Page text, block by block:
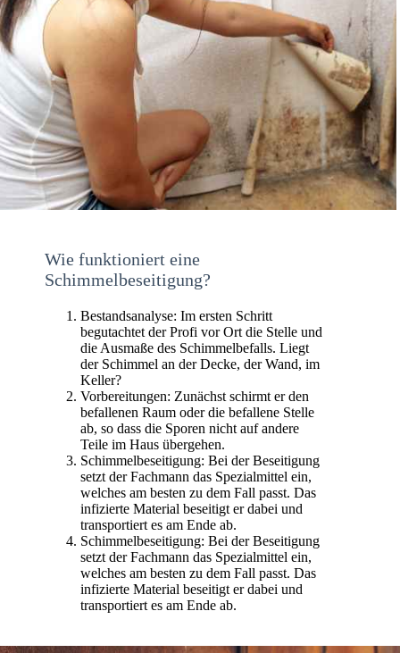
Wie funktioniert eine
Schimmelbeseitigung?
Bestandsanalyse: Im ersten Schritt
begutachtet der Profi vor Ort die Stelle und
die Ausmaße des Schimmelbefalls. Liegt
der Schimmel an der Decke, der Wand, im
Keller?
Vorbereitungen: Zunächst schirmt er den
befallenen Raum oder die befallene Stelle
ab, so dass die Sporen nicht auf andere
Teile im Haus übergehen.
Schimmelbeseitigung: Bei der Beseitigung
setzt der Fachmann das Spezialmittel ein,
welches am besten zu dem Fall passt. Das
infizierte Material beseitigt er dabei und
transportiert es am Ende ab.
Schimmelbeseitigung: Bei der Beseitigung
setzt der Fachmann das Spezialmittel ein,
welches am besten zu dem Fall passt. Das
infizierte Material beseitigt er dabei und
transportiert es am Ende ab.